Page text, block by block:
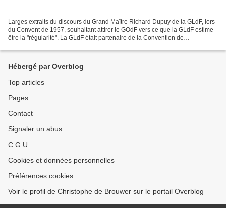
Larges extraits du discours du Grand Maître Richard Dupuy de la GLdF, lors
du Convent de 1957, souhaitant attirer le GOdF vers ce que la GLdF estime
être la "régularité". La GLdF était partenaire de la Convention de
Hébergé par Overblog
Top articles
Pages
Contact
Signaler un abus
C.G.U.
Cookies et données personnelles
Préférences cookies
Voir le profil de Christophe de Brouwer sur le portail Overblog